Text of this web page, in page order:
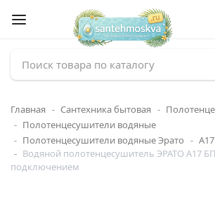
Главная Сантехника бытовая
Полотенцесушители водяные
Полотенцесушители водяные Эрато
А17
Водяной полотенцесушитель ЭРАТО А17
подключением